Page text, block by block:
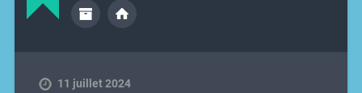
11 juillet 2024